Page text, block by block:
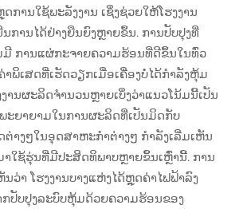
ການໃຊ້ພະລັງງານ ເຊິ່ງຊ່ວຍໃຫ້ໂຮງງານ
ການໄດ້ຢ່າງຍືນຍົງຫຼາຍຂຶ້ນ. ການປັບປຸງທີ່
ມີ ການແຜ່ກະຈາຍຄວາມຮ້ອນທີ່ດີຂຶ້ນໃນທົ່ວ
າພິເສດທີ່ເຮັດວຽກເມື່ອເຄື່ອງບໍ່ໄດ້ກຳລັງຫຸ້ມ
ານຜະລິດຈຳນວນຫຼາຍເບິ່ງວ່າແນວໂນ້ມນີ້ເປັນ
ະຍາຍາມໃນການຜະລິດທີ່ເປັນມິດກັບ
າງໆໃນອຸດສາຫະກຳຕ່າງໆ ກຳລັງເລີ່ມເຫັນ
ໃຊ້ຮຸ່ນທີ່ມີປະສິດທິພາບຫຼາຍຂຶ້ນເຫຼົ່ານີ້. ການ
ວ່າ ໂຮງງານບາງແຫ່ງໄດ້ຫຼຸດຄ່າໄຟຟ້າລົງ
ກປັບປຸງລະບົບຫຸ້ມດ້ວຍຄວາມຮ້ອນຂອງ